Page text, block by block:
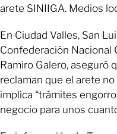
arete SINIIGA. Medios
En Ciudad Valles, San
Confederación Nacional
Ramiro Galero, aseguró
reclaman que el arete
implica “trámites
negocio para unos